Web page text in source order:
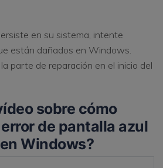
en su sistema, intente
están dañados en Windows.
parte de reparación en el inicio del
sobre cómo
de pantalla azul
Windows?